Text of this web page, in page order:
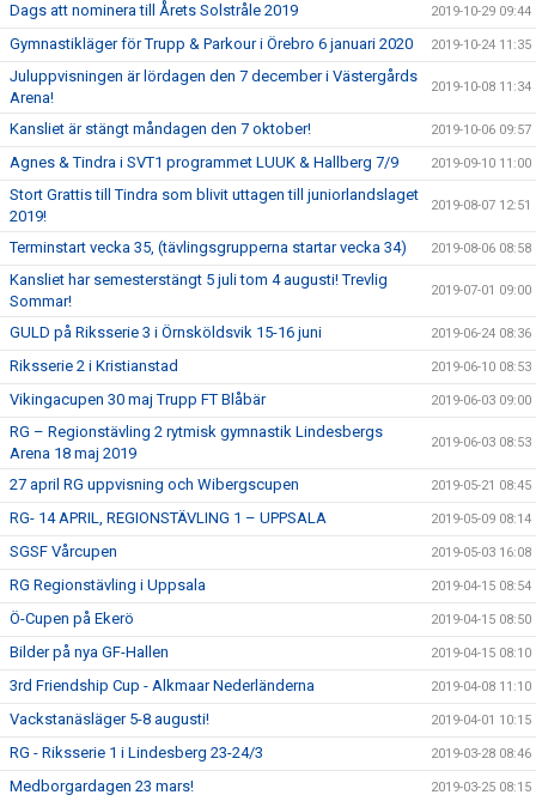
Dags att nominera till Årets Solstråle 2019 2019-10-29 09:44
Gymnastikläger för Trupp & Parkour i Örebro 6 januari 2020 2019-10-24 11:35
Juluppvisningen är lördagen den 7 december i Västergårds
Arena!
2019-10-08 11:34
Kansliet är stängt måndagen den 7 oktober! 2019-10-06 09:57
Agnes & Tindra i SVT1 programmet LUUK & Hallberg 7/9 2019-09-10 11:00
Stort Grattis till Tindra som blivit uttagen till juniorlandslaget
2019!
2019-08-07 12:51
Terminstart vecka 35, (tävlingsgrupperna startar vecka 34) 2019-08-06 08:58
Kansliet har semesterstängt 5 juli tom 4 augusti! Trevlig
Sommar!
2019-07-01 09:00
GULD på Riksserie 3 i Örnsköldsvik 15-16 juni 2019-06-24 08:36
Riksserie 2 i Kristianstad 2019-06-10 08:53
Vikingacupen 30 maj Trupp FT Blåbär 2019-06-03 09:00
RG – Regionstävling 2 rytmisk gymnastik Lindesbergs
Arena 18 maj 2019
2019-06-03 08:53
27 april RG uppvisning och Wibergscupen 2019-05-21 08:45
RG- 14 APRIL, REGIONSTÄVLING 1 – UPPSALA 2019-05-09 08:14
SGSF Vårcupen 2019-05-03 16:08
RG Regionstävling i Uppsala 2019-04-15 08:54
Ö-Cupen på Ekerö 2019-04-15 08:50
Bilder på nya GF-Hallen 2019-04-15 08:10
3rd Friendship Cup - Alkmaar Nederländerna 2019-04-08 11:10
Vackstanäsläger 5-8 augusti! 2019-04-01 10:15
RG - Riksserie 1 i Lindesberg 23-24/3 2019-03-28 08:46
Medborgardagen 23 mars! 2019-03-25 08:15